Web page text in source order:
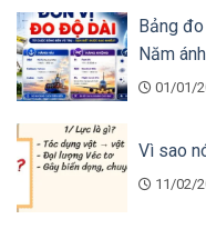
lịch sự và nhiệt
tưởng của quý khách
Cung cấp các
Tư vấn lựa
dụng đồng thời
Bảng
Năm
01/01/
Vì sao
11/02/